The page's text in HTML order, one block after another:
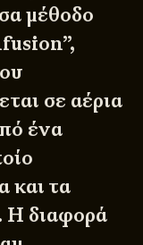
μέθοδο
σε αέρια
ένα
και τα
Η διαφορά